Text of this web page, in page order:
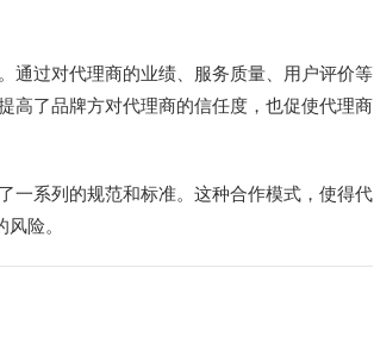
通过对代理商的业绩、服务质量、用户评价等
高了品牌方对代理商的信任度，也促使代理商
一系列的规范和标准。这种合作模式，使得代
险。